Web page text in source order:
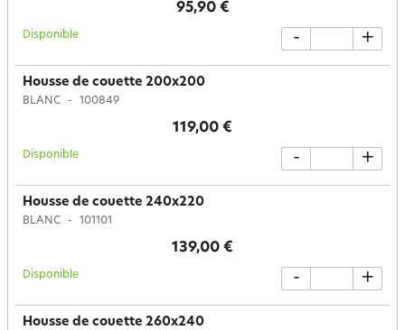
95,90 €
Disponible - +
Housse de couette 200x200
BLANC 100849
119,00 €
Disponible - +
Housse de couette 240x220
BLANC 101101
139,00 €
Disponible - +
Housse de couette 260x240